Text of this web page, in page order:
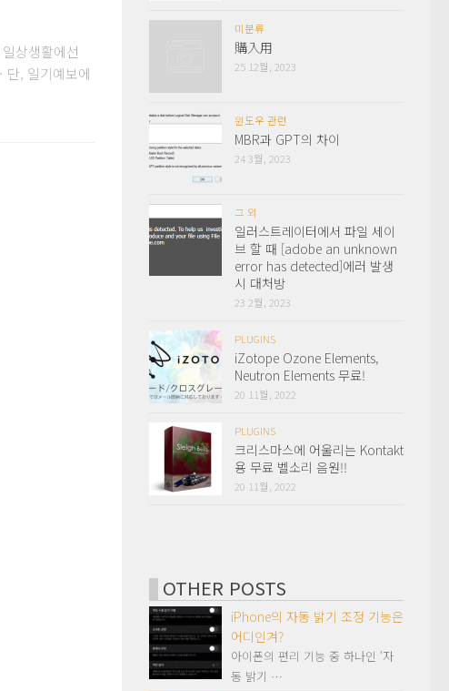
상생활에선
, 일기예보에
미분류
購入用
25 12월, 2023
윈도우 관련
MBR과 GPT의 차이
24 3월, 2023
그 외
일러스트레이터에서 파일 세이
브 할 때 [adobe an unknown
error has detected]에러 발생
시 대처방
23 2월, 2023
PLUGINS
iZotope Ozone Elements,
Neutron Elements 무료!
20 11월, 2022
PLUGINS
크리스마스에 어울리는 Kontakt
용 무료 벨소리 음원!!
20 11월, 2022
OTHER POSTS
iPhone의 자동 밝기 조정 기능은
어디인겨?
아이폰의 편리 기능 중 하나인 ‘자
동 밝기 …